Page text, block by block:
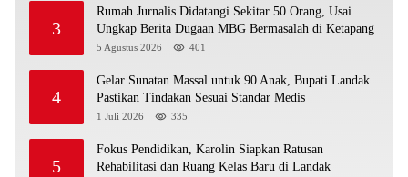
3
Rumah Jurnalis Didatangi Sekitar 50 Orang, Usai
Ungkap Berita Dugaan MBG Bermasalah di Ketapang
5 Agustus 2026 401
4
Gelar Sunatan Massal untuk 90 Anak, Bupati Landak
Pastikan Tindakan Sesuai Standar Medis
1 Juli 2026 335
5
Fokus Pendidikan, Karolin Siapkan Ratusan
Rehabilitasi dan Ruang Kelas Baru di Landak